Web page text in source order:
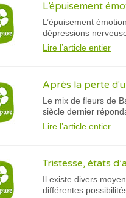
L’épuisement
L’épuisement
dépressions
Lire l’article entier
Après la perte
Le mix de fleurs de
siècle dernier
Lire l’article entier
Tristesse, états
Il existe divers
différentes